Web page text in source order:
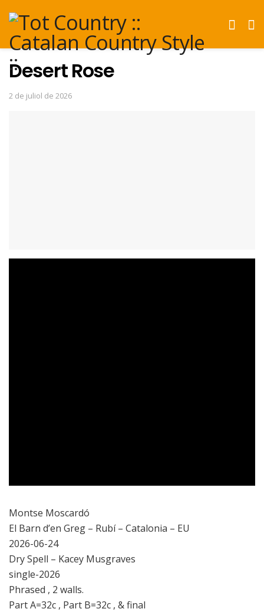
Desert Rose
2 de juliol de 2026
Montse Moscardó
El Barn d’en Greg – Rubí – Catalonia – EU
2026-06-24
Dry Spell – Kacey Musgraves
single-2026
Phrased , 2 walls.
Part A=32c , Part B=32c , & final